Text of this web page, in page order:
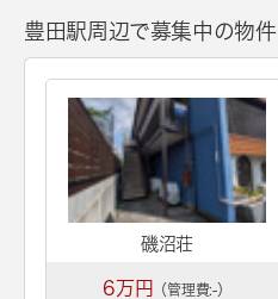
豊田駅周辺で募集中の物件
磯沼荘
6万円 （管理費:-）